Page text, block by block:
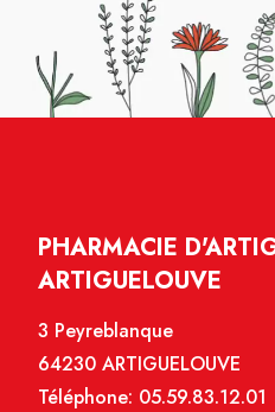
PHARMACIE
ARTIGUELOUVE
3 Peyreblanque
64230 ARTIGUELOUVE
Téléphone: 05.59.83.12.01